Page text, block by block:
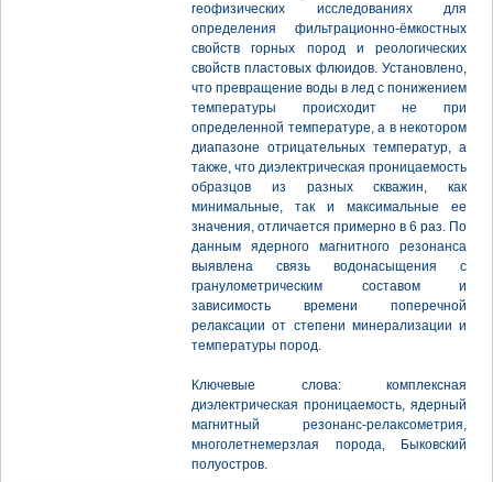
геофизических исследованиях для
определения фильтрационно-ёмкостных
свойств горных пород и реологических
свойств пластовых флюидов. Установлено,
что превращение воды в лед с понижением
температуры происходит не при
определенной температуре, а в некотором
диапазоне отрицательных температур, а
также, что диэлектрическая проницаемость
образцов из разных скважин, как
минимальные, так и максимальные ее
значения, отличается примерно в 6 раз. По
данным ядерного магнитного резонанса
выявлена связь водонасыщения с
гранулометрическим составом и
зависимость времени поперечной
релаксации от степени минерализации и
температуры пород.
Ключевые слова: комплексная
диэлектрическая проницаемость, ядерный
магнитный резонанс-релаксометрия,
многолетнемерзлая порода, Быковский
полуостров.